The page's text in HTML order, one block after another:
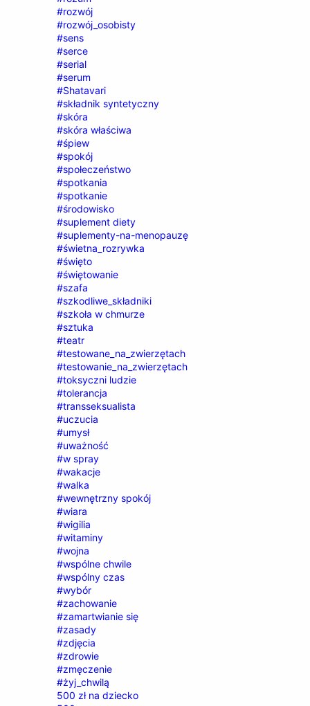
#rozwój
#rozwój_osobisty
#sens
#serce
#serial
#serum
#Shatavari
#składnik syntetyczny
#skóra
#skóra właściwa
#śpiew
#spokój
#społeczeństwo
#spotkania
#spotkanie
#środowisko
#suplement diety
#suplementy-na-menopauzę
#świetna_rozrywka
#święto
#świętowanie
#szafa
#szkodliwe_składniki
#szkoła w chmurze
#sztuka
#teatr
#testowane_na_zwierzętach
#testowanie_na_zwierzętach
#toksyczni ludzie
#tolerancja
#transseksualista
#uczucia
#umysł
#uważność
#w spray
#wakacje
#walka
#wewnętrzny spokój
#wiara
#wigilia
#witaminy
#wojna
#wspólne chwile
#wspólny czas
#wybór
#zachowanie
#zamartwianie się
#zasady
#zdjęcia
#zdrowie
#zmęczenie
#żyj_chwilą
500 zł na dziecko